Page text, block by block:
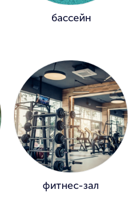
бассейн
фитнес-зал